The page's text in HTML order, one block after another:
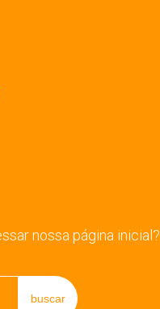
nossa página inicial?